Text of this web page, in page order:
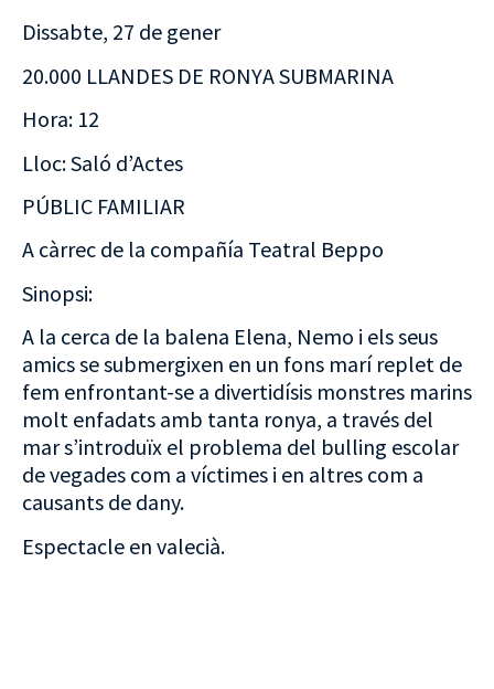
Dissabte, 27 de gener
20.000 LLANDES DE RONYA SUBMARINA
Hora: 12
Lloc: Saló d’Actes
PÚBLIC FAMILIAR
A càrrec de la compañía Teatral Beppo
Sinopsi:
A la cerca de la balena Elena, Nemo i els seus
amics se submergixen en un fons marí replet de
fem enfrontant-se a divertidísis monstres marins
molt enfadats amb tanta ronya, a través del
mar s’introduïx el problema del bulling escolar
de vegades com a víctimes i en altres com a
causants de dany.
Espectacle en valecià.